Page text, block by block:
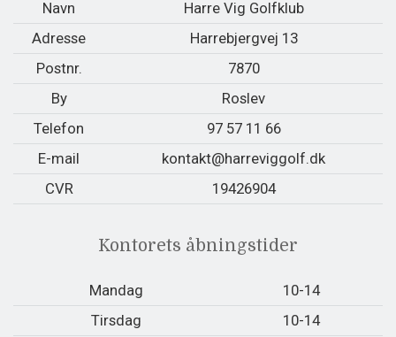
Navn
Harre Vig Golfklub
Adresse
Harrebjergvej 13
Postnr.
7870
By
Roslev
Telefon
97 57 11 66
E-mail
kontakt@harreviggolf.dk
CVR
19426904
Kontorets åbningstider
Mandag
10-14
Tirsdag
10-14